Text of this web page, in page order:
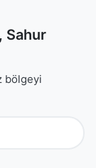
Sahur
bölgeyi